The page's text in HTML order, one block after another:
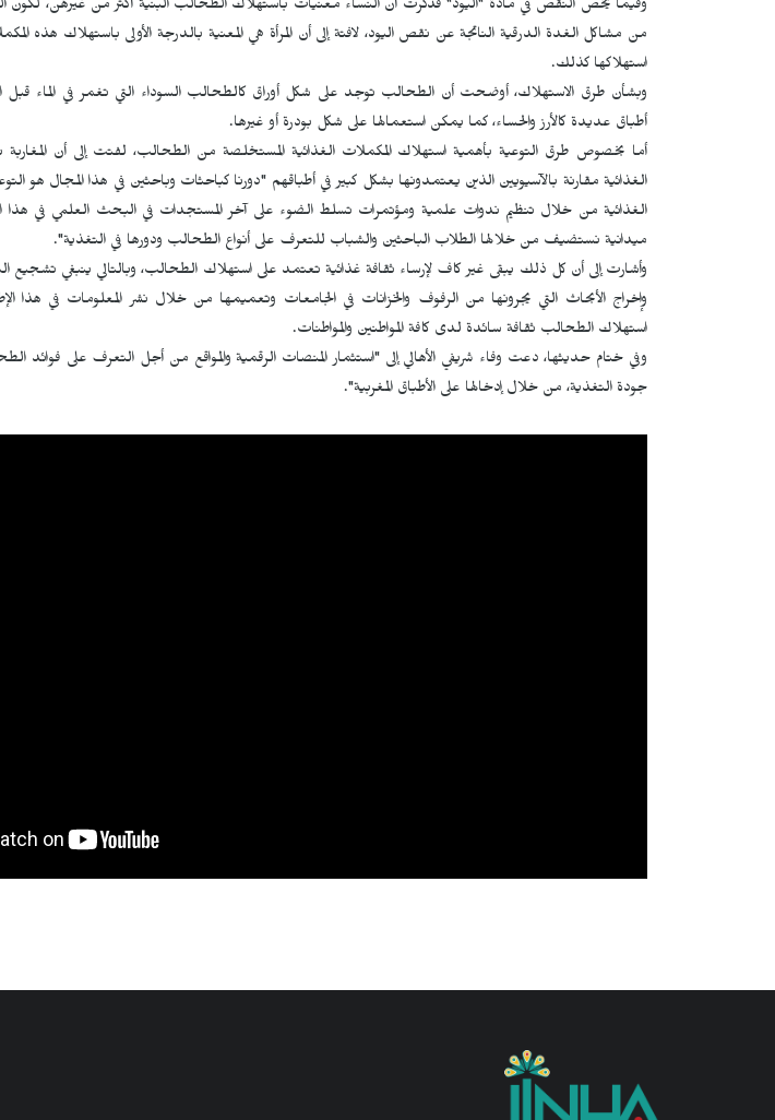
وفيما يخص النقص في مادة "اليود" فذكرت أن النساء معنيات باستهلاك الطحالب البنية أكثر من غيرهن، لكون
من مشاكل الغدة الدرقية الناتجة عن نقص اليود، لافتة إلى أن المرأة هي المعنية بالدرجة الأولى باستهلاك هذه
استهلاكها كذلك.
وبشأن طرق الاستهلاك، أوضحت أن الطحالب توجد على شكل أوراق كالطحالب السوداء التي تغمر في الماء قبل
أطباق عديدة كالأرز والحساء، كما يمكن استعمالها على شكل بودرة أو غيرها.
أما بخصوص طرق التوعية بأهمية استهلاك المكملات الغذائية المستخلصة من الطحالب، لفتت إلى أن
الغذائية مقارنة بالآسيويين الذين يعتمدونها بشكل كبير في أطباقهم "دورنا كباحثات وباحثين في هذا المجال هو
الغذائية من خلال تنظيم ندوات علمية ومؤتمرات تسلط الضوء على آخر المستجدات في البحث العلمي في هذا
ميدانية نستضيف من خلالها الطلاب الباحثين والشباب للتعرف على أنواع الطحالب ودورها في التغذية".
وأشارت إلى أن كل ذلك يبقى غير كاف لإرساء ثقافة غذائية تعتمد على استهلاك الطحالب، وبالتالي ينبغي تشجيع
وإخراج الأبحاث التي يجرونها من الرفوف والخزانات في الجامعات وتعميمها من خلال نشر المعلومات في هذا
استهلاك الطحالب ثقافة سائدة لدى كافة المواطنين والمواطنات.
وفي ختام حديثها، دعت وفاء شريفي الأهالي إلى "استثمار المنصات الرقمية والمواقع من أجل التعرف على فوائد
جودة التغذية، من خلال إدخالها على الأطباق المغربية".